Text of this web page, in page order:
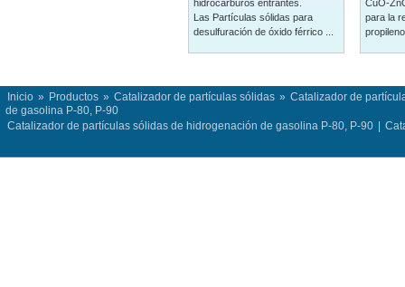
hidrocarburos entrantes.
Las Partículas sólidas para
desulfuración de óxido férrico ...
CuO-
para la
Inicio » Productos » Catalizador de partículas sólidas » Catalizador de
de gasolina P-80, P-90
Catalizador de partículas sólidas de hidrogenación de gasolina P-80, P-90